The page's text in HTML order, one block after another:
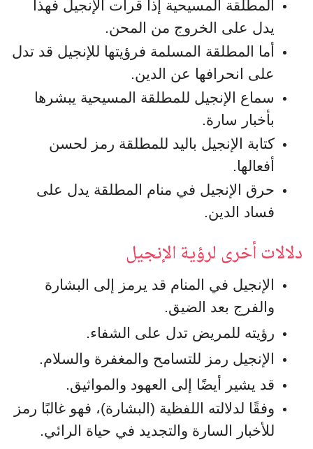
المطلقة المسيحية إذا قرأت الإنجيل فهذا
يدل على الخروج من المحن.
أما المطلقة المسلمة فرؤيتها للإنجيل قد تدل
على انحرافها عن الدين.
سماع الإنجيل للمطلقة المسيحية يبشرها
بأخبار سارة.
كتابة الإنجيل باليد للمطلقة رمز لحسن
أفعالها.
حرق الإنجيل في منام المطلقة يدل على
فساد الدين.
دلالات أخرى لرؤية الإنجيل
الإنجيل في المنام قد يرمز إلى البشارة
والفرج بعد الضيق.
رؤيته للمريض تدل على الشفاء.
الإنجيل رمز للتسامح والمغفرة والسلام.
قد يشير أيضًا إلى العهود والمواثيق.
وفقًا لدلالته اللفظية (البشارة)، فهو غالبًا رمز
للأخبار السارة والتجديد في حياة الرائي.